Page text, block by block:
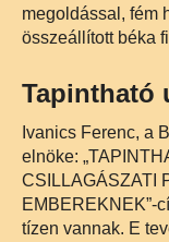
megoldással, fém
összeállított béka
Tapintható
Ivanics Ferenc, a
elnöke:
CSILLAGÁSZATI
EMBEREKNEK”-
tízen vannak. E